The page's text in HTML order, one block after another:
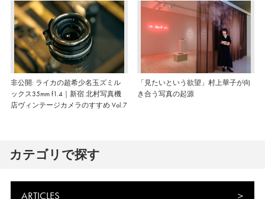
非公開: ライカの超希少名玉ズミル
ックス35mm f1.4｜新宿 北村写真機
店ヴィンテージカメラのすすめ Vol.7
「見たいという欲望」村上華子が向
き合う写真の起源
カテゴリで探す
ARTICLES